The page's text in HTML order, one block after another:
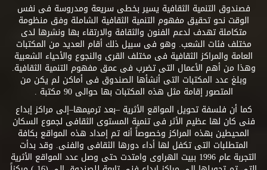
فصندوق التنمية الثقافية يسير بخطى سريعة ومدروسة فى نفس
الوقت نحو تحقيق مفهوم التنمية الثقافية الشاملة وفق منظومة
متكاملة تهدف لدعم الفنون والثقافة والارتقاء بها ونشرها لدى
مختلف فئات الشعب. وهو فى سبيل ذلك أقام العديد من المكتبات
العامة والمراكز الثقافية فى مختلف القرى والنجوع والأحياء الشعبية
وهذا من أهم الأعمال التى تضرب فى عمق مفهوم التنمية الثقافية.
وبلغ عدد المكتبات التى أنشأها الصندوق فى أماكن لم يكن من
المتصور إقامة مثل هذه المكتبات بها حوالى 90 مكتبة .
كما أن فلسفة تحويل المواقع الأثرية –بعد ترميمها–إلى مراكز إبداع
فنى كان لها عظيم الأثر فى تنمية المستوى الثقافى لجموع السكان
المحيطين بهذه المراكز وخصوصاً أنه تم إمداد هذه المواقع بكافة
المتطلبات التى تكفل لها أداء دورها الثقافى والفنى. وقد بدأت
التجربة عام 1996 ببيت الهراوى وامتدت حتى وصل عدد المواقع الأثرية